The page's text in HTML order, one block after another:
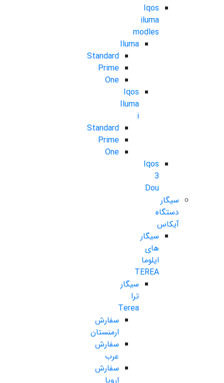
Iqos
iluma
modles
Iluma
Standard
Prime
One
Iqos
Iluma
i
Standard
Prime
One
Iqos
3
Dou
سیگار
دستگاه
آیکاس
سیگار
های
ایلوما
TEREA
سیگار
ترا
Terea
سفارش
ارمنستان
سفارش
عرب
سفارش
اروپا